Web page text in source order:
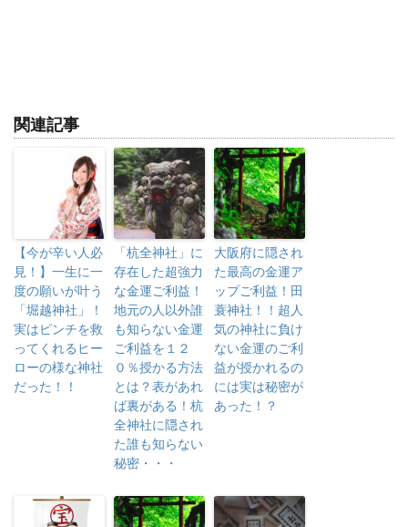
関連記事
【今が辛い人必
見！】一生に一
度の願いが叶う
「堀越神社」！
実はピンチを救
ってくれるヒー
ローの様な神社
だった！！
「杭全神社」に
存在した超強力
な金運ご利益！
地元の人以外誰
も知らない金運
ご利益を１２
０％授かる方法
とは？表があれ
ば裏がある！杭
全神社に隠され
た誰も知らない
秘密・・・
大阪府に隠され
た最高の金運ア
ップご利益！田
蓑神社！！超人
気の神社に負け
ない金運のご利
益が授かれるの
には実は秘密が
あった！？